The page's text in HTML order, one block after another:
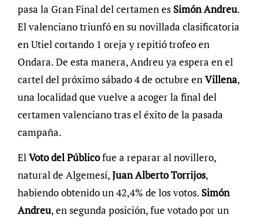
pasa la Gran Final del certamen es Simón Andreu.
El valenciano triunfó en su novillada clasificatoria
en Utiel cortando 1 oreja y repitió trofeo en
Ondara. De esta manera, Andreu ya espera en el
cartel del próximo sábado 4 de octubre enVillena,
una localidad que vuelve a acoger la final del
certamen valenciano tras el éxito de la pasada
campaña.
ElVoto del Públicofue a reparar al novillero,
natural de Algemesí,Juan Alberto Torrijos,
habiendo obtenido un 42,4% de los votos. Simón
Andreu, en segunda posición, fue votado por un